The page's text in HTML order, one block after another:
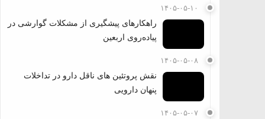
۱۴۰۵-۰۵-۱۰
راهکارهای پیشگیری از مشکلات گوارشی در
پیاده‌روی اربعین
۱۴۰۵-۰۵-۰۸
نقش پروتئین های ناقل دارو در تداخلات
پنهان دارویی
۱۴۰۵-۰۵-۰۷